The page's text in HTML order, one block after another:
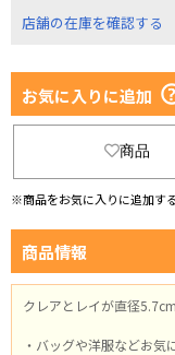
店舗の在庫を確認する
お気に入りに追加
商品
※商品をお気に入りに追加す
商品情報
クレアとレイが直径
・バッグや洋服などお気